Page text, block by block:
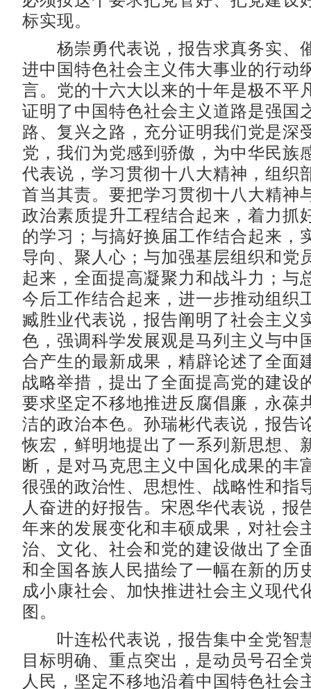
标实现。
杨崇勇代表说，报告求真务实、
进中国特色社会主义伟大事业的行动
言。党的十六大以来的十年是极不平
证明了中国特色社会主义道路是强国
路、复兴之路，充分证明我们党是深
党，我们为党感到骄傲，为中华民族
代表说，学习贯彻十八大精神，组织
首当其责。要把学习贯彻十八大精神
政治素质提升工程结合起来，着力抓
的学习；与搞好换届工作结合起来，
导向、聚人心；与加强基层组织和党
起来，全面提高凝聚力和战斗力；与
今后工作结合起来，进一步推动组织
臧胜业代表说，报告阐明了社会主义
色，强调科学发展观是马列主义与中
合产生的最新成果，精辟论述了全面
战略举措，提出了全面提高党的建设
要求坚定不移地推进反腐倡廉，永葆
洁的政治本色。孙瑞彬代表说，报告
恢宏，鲜明地提出了一系列新思想、
断，是对马克思主义中国化成果的丰
很强的政治性、思想性、战略性和指
人奋进的好报告。宋恩华代表说，报
年来的发展变化和丰硕成果，对社会
治、文化、社会和党的建设做出了全
和全国各族人民描绘了一幅在新的历
成小康社会、加快推进社会主义现代
图。
叶连松代表说，报告集中全党智
目标明确、重点突出，是动员号召全
人民，坚定不移地沿着中国特色社会